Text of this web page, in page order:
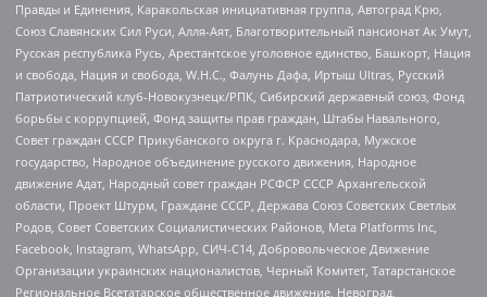
Правды и Единения, Каракольская инициативная группа, Автоград Крю,
Союз Славянских Сил Руси, Алля-Аят, Благотворительный пансионат Ак Умут,
Русская республика Русь, Арестантское уголовное единство, Башкорт, Нация
и свобода, Нация и свобода, W.H.С., Фалунь Дафа, Иртыш Ultras, Русский
Патриотический клуб-Новокузнецк/РПК, Сибирский державный союз, Фонд
борьбы с коррупцией, Фонд защиты прав граждан, Штабы Навального,
Совет граждан СССР Прикубанского округа г. Краснодара, Мужское
государство, Народное объединение русского движения, Народное
движение Адат, Народный совет граждан РСФСР СССР Архангельской
области, Проект Штурм, Граждане СССР, Держава Союз Советских Светлых
Родов, Совет Советских Социалистических Районов, Meta Platforms Inc,
Facebook, Instagram, WhatsApp, СИЧ-С14, Добровольческое Движение
Организации украинских националистов, Черный Комитет, Татарстанское
Региональное Всетатарское общественное движение, Невоград,